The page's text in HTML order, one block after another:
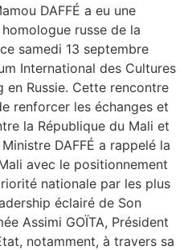
DAFFÉ a eu une
russe de la
samedi 13 septembre
International des Cultures
en Russie. Cette rencontre
renforcer les échanges et
la République du Mali et
DAFFÉ a rappelé la
avec le positionnement
nationale par les plus
éclairé de Son
Assimi GOÏTA, Président
notamment, à travers sa